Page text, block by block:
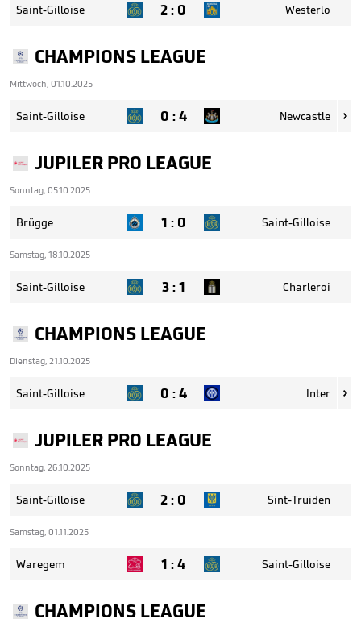
Saint-Gilloise 2: 0 Westerlo
CHAMPIONS LEAGUE
Mittwoch, 01.10.2025
Saint-Gilloise 0 :4 Newcastle 
JUPILER PRO LEAGUE
Sonntag, 05.10.2025
Brügge 1 : 0 Saint-Gilloise
Samstag, 18.10.2025
Saint-Gilloise 3:1 Charleroi
CHAMPIONS LEAGUE
Dienstag, 21.10.2025
Saint-Gilloise 0 :4 Inter 
JUPILER PRO LEAGUE
Sonntag, 26.10.2025
Saint-Gilloise 2: 0 Sint-Truiden
Samstag, 01.11.2025
Waregem 1 :4 Saint-Gilloise
CHAMPIONS LEAGUE